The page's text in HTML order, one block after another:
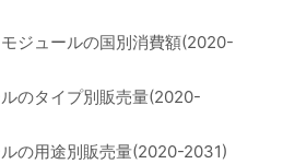
ジュールの国別消費額(2020-
のタイプ別販売量(2020-
の用途別販売量(2020-2031)